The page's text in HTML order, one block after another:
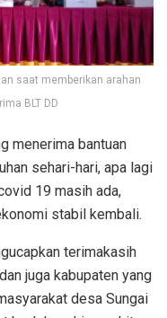
saat memberikan arahan
BLT DD
menerima bantuan
sehari-hari, apa lagi
19 masih ada,
stabil kembali.
terimakasih
juga kabupaten yang
desa Sungai